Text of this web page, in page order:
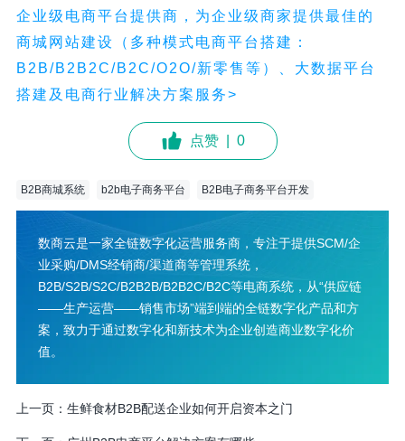
企业级电商平台提供商，为企业级商家提供最佳的
商城网站建设（多种模式电商平台搭建：
B2B/B2B2C/B2C/O2O/新零售等）、大数据平台
搭建及电商行业解决方案服务>
点赞 0
B2B商城系统 b2b电子商务平台 B2B电子商务平台开发
数商云是一家全链数字化运营服务商，专注于提供SCM/企
业采购/DMS经销商/渠道商等管理系统，
B2B/S2B/S2C/B2B2B/B2B2C/B2C等电商系统，从“供应链
——生产运营——销售市场”端到端的全链数字化产品和方
案，致力于通过数字化和新技术为企业创造商业数字化价
值。
上一页： 生鲜食材B2B配送企业如何开启资本之门